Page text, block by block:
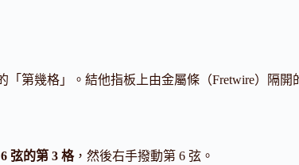
「第幾格」。結他指板上由金屬條（Fretwire）隔
弦的第 3 格，然後右手撥動第 6 弦。